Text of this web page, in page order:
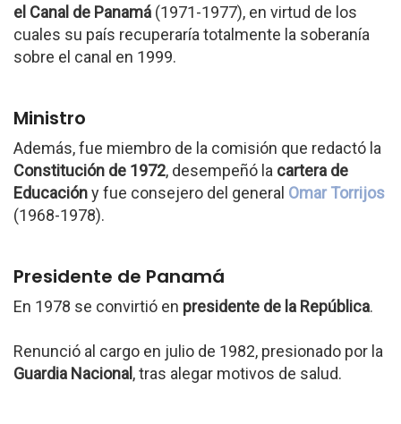
el Canal de Panamá (1971-1977), en virtud de los
cuales su país recuperaría totalmente la soberanía
sobre el canal en 1999.
Ministro
Además, fue miembro de la comisión que redactó la
Constitución de 1972, desempeñó la cartera de
Educacióny fue consejero del general Omar Torrijos
(1968-1978).
Presidente de Panamá
En 1978 se convirtió en presidente de la República.
Renunció al cargo en julio de 1982, presionado por la
Guardia Nacional , tras alegar motivos de salud.